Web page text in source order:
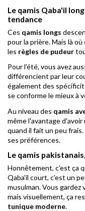
Le qamis Qaba'il
tendance
Ces qamis longs
pour la prière. Mais là
les règles de pudeur
Pour l'été, vous avez
différencient par leur
également des
se conforme le mieux à
Au niveau des qamis
même l'avantage
quand il fait un peu
ses préférences.
Le qamis
Honnêtement, c'est ça
Qaba'il court, c'est un
musulman. Vous gardez
mais visuellement, ça
tunique moderne.